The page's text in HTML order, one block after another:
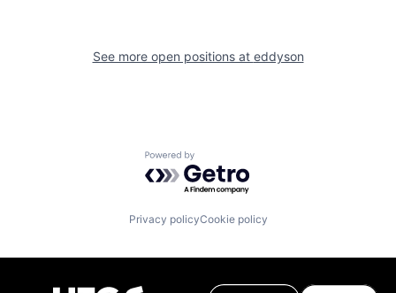
See more open positions at eddyson
Powered by Getro.com
Privacy policyCookie policy